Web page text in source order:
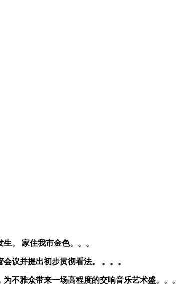
。 家住我市金色。。。
议并提出初步贯彻看法。 。。。
不雅众带来一场高程度的交响音乐艺术盛。。。